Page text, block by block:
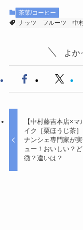
茶葉/コーヒー
ナッツ
フルーツ 中
よか
【中村藤吉本店×マ
イク［栗ほうじ茶
ナンシェ専門家が
ュー！おいしい？
徴？違いは？